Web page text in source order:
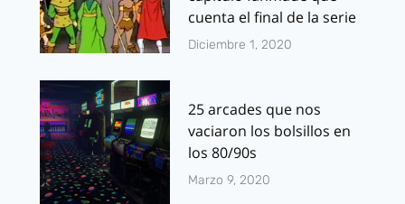
cuenta el final de la serie
Diciembre 1, 2020
25 arcades que nos
vaciaron los bolsillos en
los 80/90s
Marzo 9, 2020